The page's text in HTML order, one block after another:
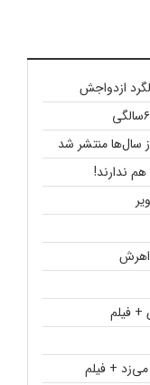
ازدواجش
سال‌ها منتشر شد
ندارند!
+ فیلم
+ فیلم